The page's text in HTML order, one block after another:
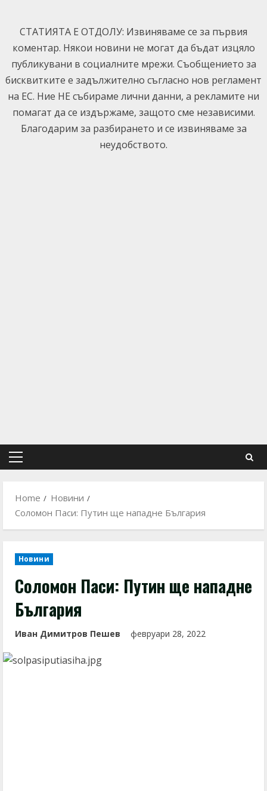
content
СТАТИЯТА Е ОТДОЛУ: Извиняваме се за първия
коментар. Някои новини не могат да бъдат изцяло
публикувани в социалните мрежи. Съобщението за
бисквитките е задължително съгласно нов регламент
на ЕС. Ние НЕ събираме лични данни, а рекламите ни
помагат да се издържаме, защото сме независими.
Благодарим за разбирането и се извиняваме за
неудобството.
Primary
Home
Новини
Соломон Паси: Путин ще нападне България
Новини
Соломон Паси: Путин ще нападне
България
Иван Димитров Пешев февруари 28, 2022